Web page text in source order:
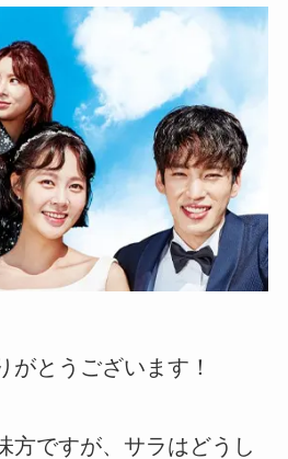
がとうございます！
方ですが、サラはどうし